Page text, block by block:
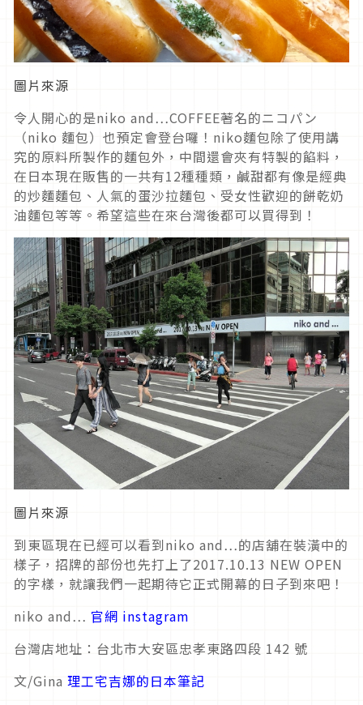
圖片來源
令人開心的是niko and…COFFEE著名的ニコパン
（niko 麵包）也預定會登台囉！niko麵包除了使用講
究的原料所製作的麵包外，中間還會夾有特製的餡料，
在日本現在販售的一共有12種種類，鹹甜都有像是經典
的炒麵麵包、人氣的蛋沙拉麵包、受女性歡迎的餅乾奶
油麵包等等。希望這些在來台灣後都可以買得到！
圖片來源
到東區現在已經可以看到niko and…的店舖在裝潢中的
樣子，招牌的部份也先打上了2017.10.13 NEW OPEN
的字樣，就讓我們一起期待它正式開幕的日子到來吧！
niko and… 官網 instagram
台灣店地址：台北市大安區忠孝東路四段 142 號
文/Gina 理工宅吉娜的日本筆記